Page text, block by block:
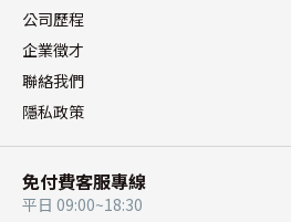
公司歷程
企業徵才
聯絡我們
隱私政策
免付費客服專線
平日 09:00~18:30